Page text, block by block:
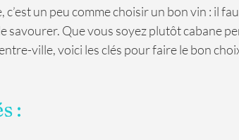
un peu comme choisir un bon vin : il
savourer. Que vous soyez plutôt cabane
ville, voici les clés pour faire le bon
: